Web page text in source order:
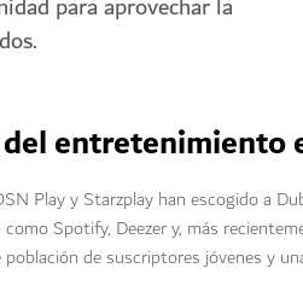
entretenimiento
Play y Starzplay han escogido a
Spotify, Deezer y, más
de suscriptores jóvenes y